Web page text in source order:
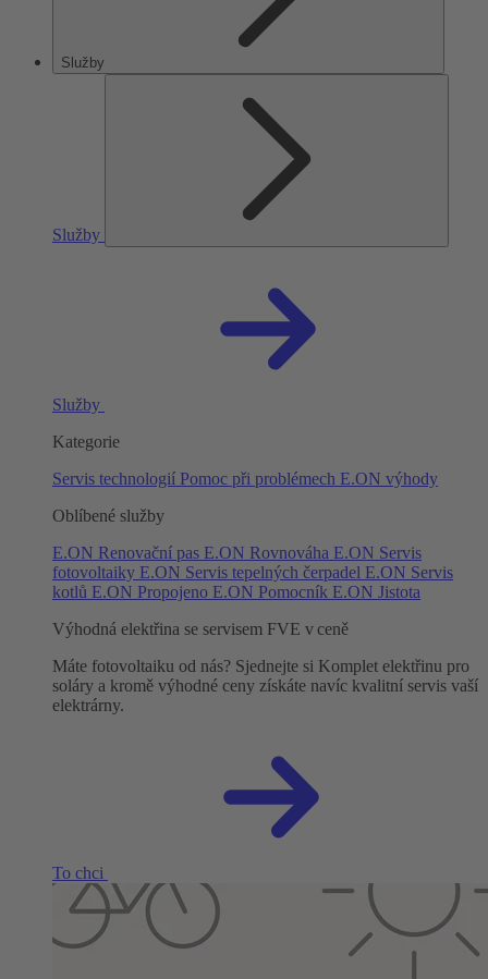
Služby
Služby
Služby
Kategorie
Servis technologií Pomoc při problémech E.ON výhody
Oblíbené služby
E.ON Renovační pas E.ON Rovnováha E.ON Servis
fotovoltaiky E.ON Servis tepelných čerpadel E.ON Servis
kotlů E.ON Propojeno E.ON Pomocník E.ON Jistota
Výhodná elektřina se servisem FVE v ceně
Máte fotovoltaiku od nás? Sjednejte si Komplet elektřinu pro
soláry a kromě výhodné ceny získáte navíc kvalitní servis vaší
elektrárny.
To chci